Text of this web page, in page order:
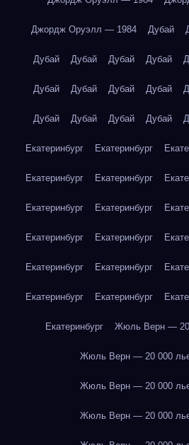
Джордж Оруэлл — 1984 Дубай
Дубай Дубай Дубай Дубай
Дубай Дубай Дубай Дубай
Дубай Дубай Дубай Дубай
Екатеринбург Екатеринбург
Екатеринбург Екатеринбург
Екатеринбург Екатеринбург
Екатеринбург Екатеринбург
Екатеринбург Екатеринбург
Екатеринбург Екатеринбург
Екатеринбург Жюль Верн — 20
Жюль Верн — 20 000
Жюль Верн — 20 000
Жюль Верн — 20 000